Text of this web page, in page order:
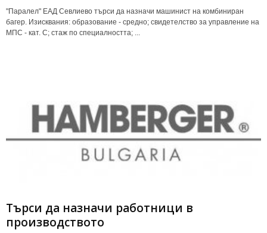
"Паралел" ЕАД Севлиево търси да назначи машинист на комбиниран
багер. Изисквания: образование - средно; свидетелство за управление на
МПС - кат. С; стаж по специалността; ...
Търси да назначи работници в
производството